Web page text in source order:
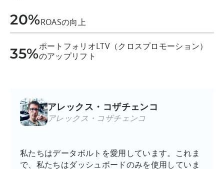
20%ROASの向上
35%ポートフォリオLTV（クロスプロモーション）
のアップリフト
アレックス・コザチェンコ
アレックス・コザチェンコ
私たちはデータボルトを愛用しています。これま
で、私たちはダッシュボードのみを使用していま